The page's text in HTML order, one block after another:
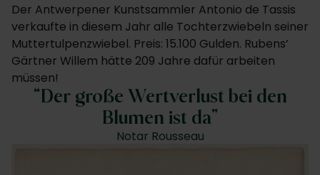
Der Antwerpener Kunstsammler Antonio de Tassis
verkaufte in diesem Jahr alle Tochterzwiebeln seiner
Muttertulpenzwiebel. Preis: 15.100 Gulden. Rubens’
Gärtner Willem hätte 209 Jahre dafür arbeiten
müssen!
Der große Wertverlust bei den
Blumen ist da
Notar Rousseau